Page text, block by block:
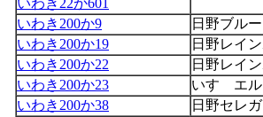
いわき22か601
いわき200か9
日野ブル
いわき200か19
日野レイ
いわき200か22
日野レイ
いわき200か23
いすゞエ
いわき200か38
日野セレガ